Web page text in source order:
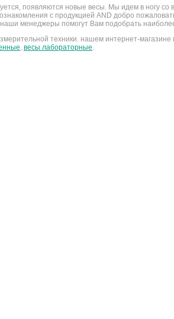
появляются новые весы. Мы идем в ногу
с продукцией AND добро
менеджеры помогут Вам подобрать
техники. нашем интернет-
, весы лабораторные.